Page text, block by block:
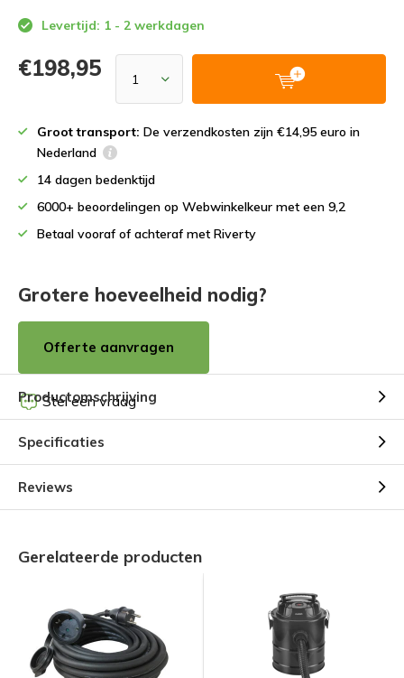
Levertijd: 1 - 2 werkdagen
€198,95
Groot transport: De verzendkosten zijn €14,95 euro in
Nederland
14 dagen bedenktijd
6000+ beoordelingen op Webwinkelkeur met een 9,2
Betaal vooraf of achteraf met Riverty
Grotere hoeveelheid nodig?
Offerte aanvragen
Stel een vraag
Productomschrijving
Specificaties
Reviews
Gerelateerde producten